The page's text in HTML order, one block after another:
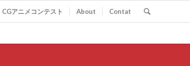
CGアニメコンテスト About Contat